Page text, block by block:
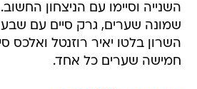
השנייה וסיימו עם הניצחון
שמונה שערים, גרק סיים עם
השרון בלטו יאיר רוזנטל ואלכס
חמישה שערים כל אחד.